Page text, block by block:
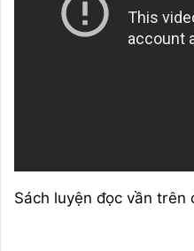
Sách luyện đọc vần trên